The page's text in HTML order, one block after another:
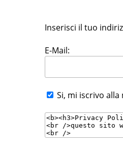
Inserisci il tuo
E-Mail:
Si, mi iscrivo